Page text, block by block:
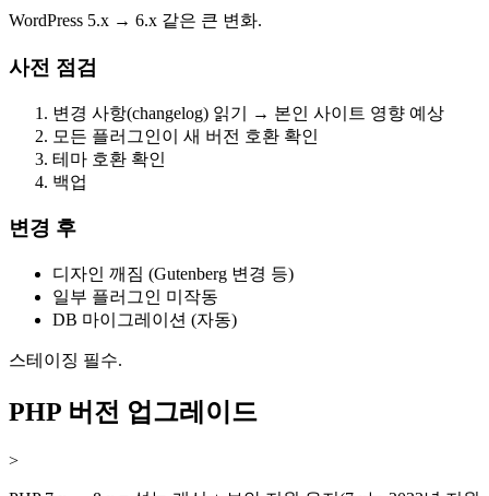
WordPress 5.x → 6.x 같은 큰 변화.
사전 점검
변경 사항(changelog) 읽기 → 본인 사이트 영향 예상
모든 플러그인이 새 버전 호환 확인
테마 호환 확인
백업
변경 후
디자인 깨짐 (Gutenberg 변경 등)
일부 플러그인 미작동
DB 마이그레이션 (자동)
스테이징 필수.
PHP 버전 업그레이드
>